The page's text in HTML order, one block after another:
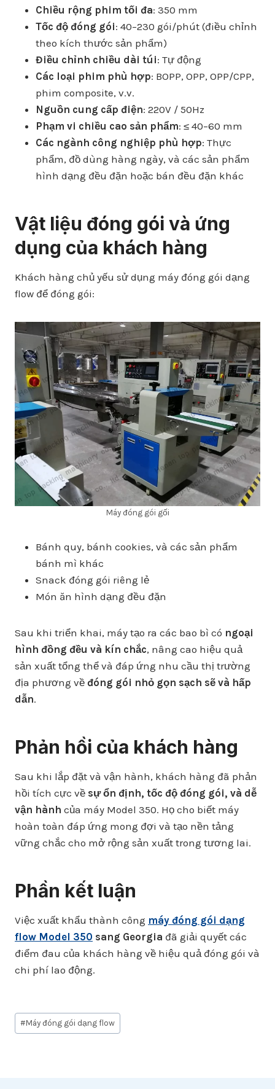
Chiều rộng phim tối đa: 350 mm
Tốc độ đóng gói: 40–230 gói/phút (điều chỉnh
theo kích thước sản phẩm)
Điều chỉnh chiều dài túi: Tự động
Các loại phim phù hợp: BOPP, OPP, OPP/CPP,
phim composite, v.v.
Nguồn cung cấp điện: 220V / 50Hz
Phạm vi chiều cao sản phẩm: ≤ 40–60 mm
Các ngành công nghiệp phù hợp: Thực
phẩm, đồ dùng hàng ngày, và các sản phẩm
hình dạng đều đặn hoặc bán đều đặn khác
Vật liệu đóng gói và ứng
dụng của khách hàng
Khách hàng chủ yếu sử dụng máy đóng gói dạng
flow để đóng gói:
Máy đóng gói gối
Bánh quy, bánh cookies, và các sản phẩm
bánh mì khác
Snack đóng gói riêng lẻ
Món ăn hình dạng đều đặn
Sau khi triển khai, máy tạo ra các bao bì có ngoại
hình đồng đều và kín chắc, nâng cao hiệu quả
sản xuất tổng thể và đáp ứng nhu cầu thị trường
địa phương về đóng gói nhỏ gọn sạch sẽ và hấp
dẫn.
Phản hồi của khách hàng
Sau khi lắp đặt và vận hành, khách hàng đã phản
hồi tích cực về sự ổn định, tốc độ đóng gói, và dễ
vận hành của máy Model 350. Họ cho biết máy
hoàn toàn đáp ứng mong đợi và tạo nền tảng
vững chắc cho mở rộng sản xuất trong tương lai.
Phần kết luận
Việc xuất khẩu thành công máy đóng gói dạng
flow Model 350 sang Georgia đã giải quyết các
điểm đau của khách hàng về hiệu quả đóng gói và
chi phí lao động.
Post
Tags:
#Máy đóng gói dạng flow